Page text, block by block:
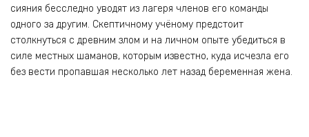
сияния бесследно уводят из лагеря членов его команды
одного за другим. Скептичному учёному предстоит
столкнуться с древним злом и на личном опыте убедиться в
силе местных шаманов, которым известно, куда исчезла его
без вести пропавшая несколько лет назад беременная жена.